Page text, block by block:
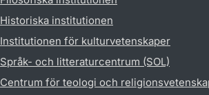
Historiska institutionen
Institutionen för kulturvetenskaper
Språk- och litteraturcentrum (SOL)
Centrum för teologi och